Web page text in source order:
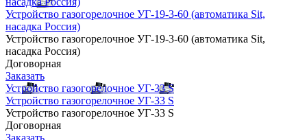
Устройство газогорелочное УГ-19-3-60 (автоматика Sit,
насадка Россия)
Устройство газогорелочное УГ-19-3-60 (автоматика Sit,
насадка Россия)
Договорная
Заказать
Устройство газогорелочное УГ-33 S
Устройство газогорелочное УГ-33 S
Устройство газогорелочное УГ-33 S
Договорная
Заказать